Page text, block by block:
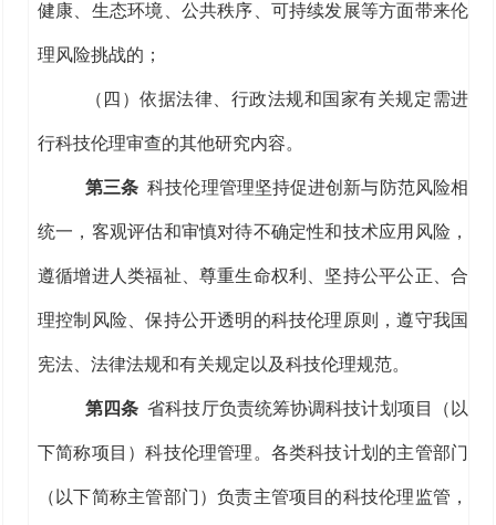
健康、 生态环境 、公共秩序 、可持续发展等方面带来伦
理风险挑战的；
（四）依据法律、行政法规和国家有关规定需进
行科技伦理审查的其他研究内容。
第三条 科技伦理管理坚持促进创新与防范风险相
统一，客观评估和审慎对待不确定性和技术应用风险，
遵循增进人类福祉、尊重生命权利、坚持公平公正、合
理控制风险、保持公开透明的科技伦理原则，遵守我国
宪法、法律法规和有关规定以及科技伦理规范。
第四条 省科技厅负责统筹协调科技计划项目（以
下简称项目）科技伦理管理。 各类科技计划 的主管部门
（以下简称主管部门）负责主管项目的科技伦理监管 ，